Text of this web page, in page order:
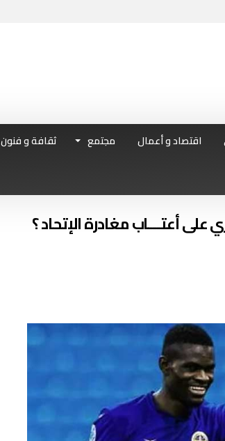
اقتصاد و أعمال مجتمع ثقافة و فنون
أعتـــاب مغادرة الإتحاد ؟